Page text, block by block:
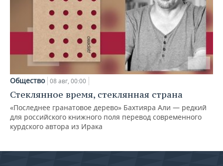
Общество 08 авг, 00:00
Стеклянное время, стеклянная страна
«Последнее гранатовое дерево» Бахтияра Али — редкий
для российского книжного поля перевод современного
курдского автора из Ирака